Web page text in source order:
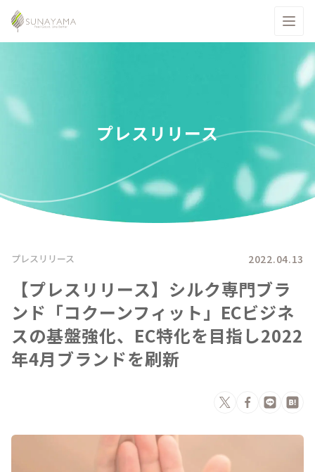
プレスリリース
プレスリリース 2022.04.13
【プレスリリース】シルク専門ブラ
ンド「コクーンフィット」ECビジネ
スの基盤強化、EC特化を目指し2022
年4月ブランドを刷新